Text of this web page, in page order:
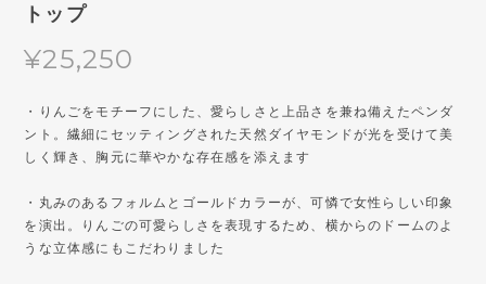
トップ
¥25,250
・りんごをモチーフにした、愛らしさと上品さを兼ね備えたペンダ
ント。繊細にセッティングされた天然ダイヤモンドが光を受けて美
しく輝き、胸元に華やかな存在感を添えます
・丸みのあるフォルムとゴールドカラーが、可憐で女性らしい印象
を演出。りんごの可愛らしさを表現するため、横からのドームのよ
うな立体感にもこだわりました